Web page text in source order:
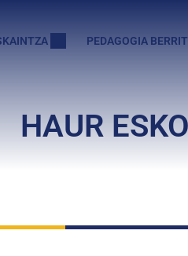
PEDAGOGIA
HAUR